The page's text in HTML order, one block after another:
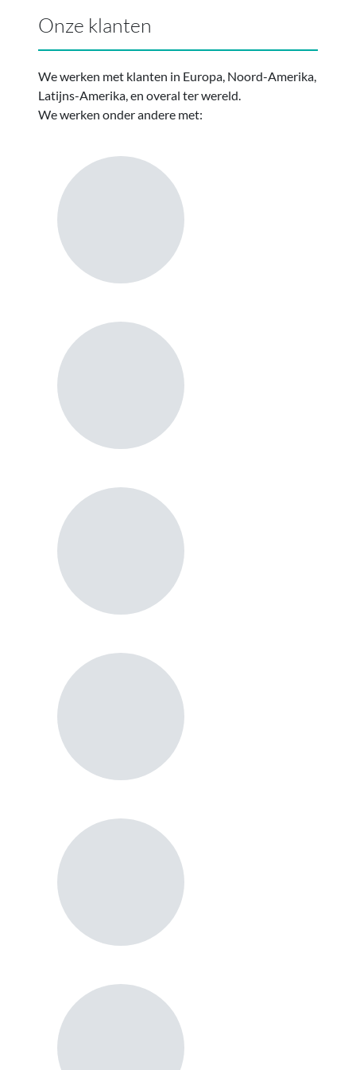
Onze klanten
We werken met klanten in Europa, Noord-Amerika,
Latijns-Amerika, en overal ter wereld.
We werken onder andere met: